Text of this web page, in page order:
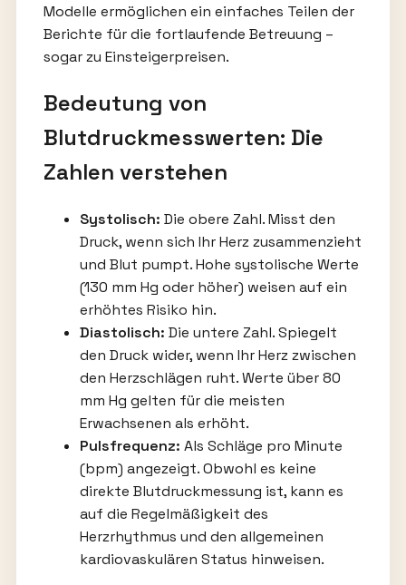
Modelle ermöglichen ein einfaches Teilen der
Berichte für die fortlaufende Betreuung –
sogar zu Einsteigerpreisen.
Bedeutung von
Blutdruckmesswerten: Die
Zahlen verstehen
Systolisch: Die obere Zahl. Misst den
Druck, wenn sich Ihr Herz zusammenzieht
und Blut pumpt. Hohe systolische Werte
(130 mm Hg oder höher) weisen auf ein
erhöhtes Risiko hin.
Diastolisch: Die untere Zahl. Spiegelt
den Druck wider, wenn Ihr Herz zwischen
den Herzschlägen ruht. Werte über 80
mm Hg gelten für die meisten
Erwachsenen als erhöht.
Pulsfrequenz: Als Schläge pro Minute
(bpm) angezeigt. Obwohl es keine
direkte Blutdruckmessung ist, kann es
auf die Regelmäßigkeit des
Herzrhythmus und den allgemeinen
kardiovaskulären Status hinweisen.